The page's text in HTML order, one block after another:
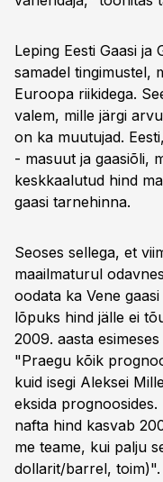
Leping Eesti Gaasi
samadel tingimustel,
Euroopa riikidega.
valem, mille järgi
on ka muutujad.
- masuut ja gaasiõli,
keskkaalutud hind
gaasi tarnehinna.
Seoses sellega, et
maailmaturul
oodata ka Vene
lõpuks hind jälle ei
2009. aasta
"Praegu kõik
kuid isegi Aleksei
eksida
nafta hind kasvab
me teame, kui palju
dollarit/barrel, toim)".